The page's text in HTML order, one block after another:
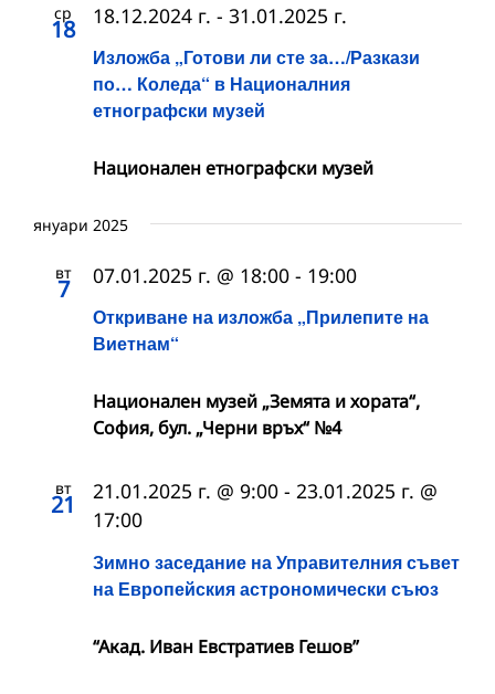
ср
18
Изложба „Готови ли сте за…/Разкази
по… Коледа“ в Националния
етнографски музей
18.12.2024 г. - 31.01.2025 г.
Национален етнографски музей
януари 2025
вт
7
Откриване на изложба „Прилепите на
Виетнам“
07.01.2025 г. @ 18:00 - 19:00
Национален музей „Земята и хората“,
София, бул. „Черни връх“ №4
вт
21
Зимно заседание на Управителния съвет
на Европейския астрономически съюз
21.01.2025 г. @ 9:00 - 23.01.2025 г. @
17:00
“Акад. Иван Евстратиев Гешов”